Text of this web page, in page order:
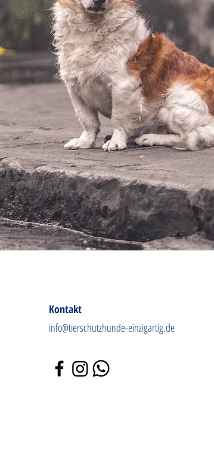
Kontakt
info@tierschutzhunde-einzigartig.de